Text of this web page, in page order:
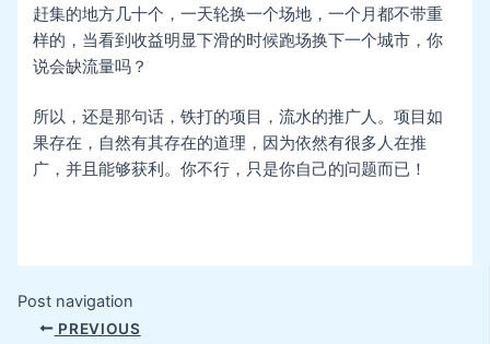
赶集的地方几十个，一天轮换一个场地，一个月都不带重
样的，当看到收益明显下滑的时候跑场换下一个城市，你
说会缺流量吗？
所以，还是那句话，铁打的项目，流水的推广人。项目如
果存在，自然有其存在的道理，因为依然有很多人在推
广，并且能够获利。你不行，只是你自己的问题而已！
Post navigation
PREVIOUS